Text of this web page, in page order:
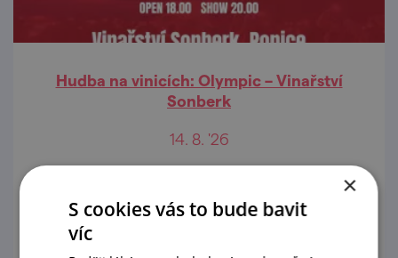
Hudba na vinicích: Olympic – Vinařství
Sonberk
14. 8. '26
Letní koncertní seriál přímo ve vinařstvích
prohlédnout
×
S cookies vás to bude bavit
víc